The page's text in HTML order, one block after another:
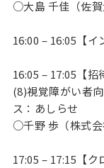
○大島 千佳（佐賀
16:00 – 16:05【イ
16:05 – 17:05【招
(8)視覚障がい者
ス：あしらせ
○千野 歩（株式会
17:05 – 17:15【ク